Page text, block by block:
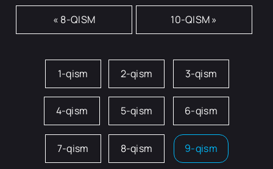
« 8-QISM 10-QISM »
1-qism 2-qism 3-qism
4-qism 5-qism 6-qism
7-qism 8-qism 9-qism